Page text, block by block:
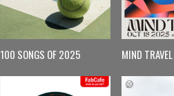
100 SONGS OF 2025 MIND TRAVEL